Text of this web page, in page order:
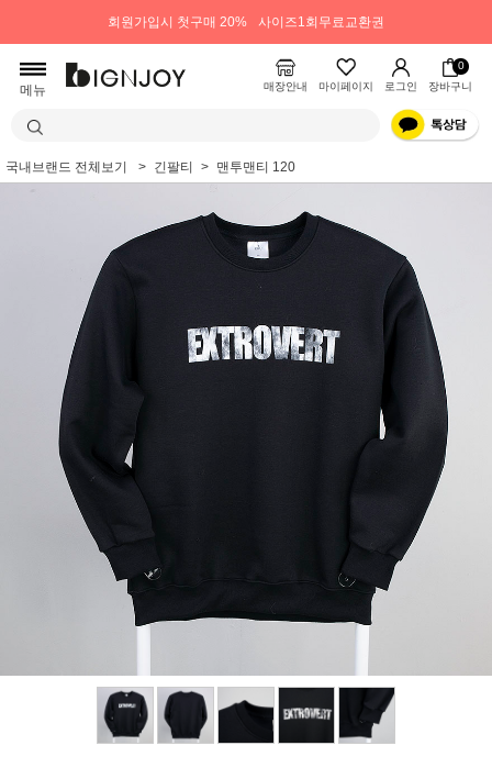
회원가입시 첫구매 20% 사이즈1회무료교환권
메뉴 매장안내 마이페이지 로그인
0
장바구니
국내브랜드 전체보기 긴팔티 맨투맨티 120